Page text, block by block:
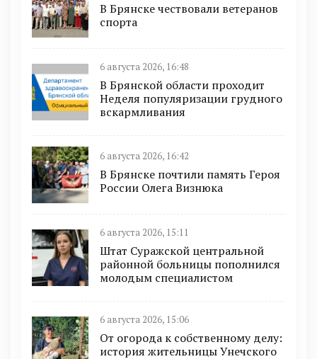
В Брянске чествовали ветеранов
спорта
6 августа 2026, 16:48
В Брянской области проходит
Неделя популяризации грудного
вскармливания
6 августа 2026, 16:42
В Брянске почтили память Героя
России Олега Визнюка
6 августа 2026, 15:11
Штат Суражской центральной
районной больницы пополнился
молодым специалистом
6 августа 2026, 15:06
От огорода к собственному делу:
история жительницы Унечского